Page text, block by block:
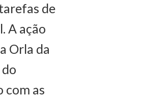
de
A ação
Orla da
com as